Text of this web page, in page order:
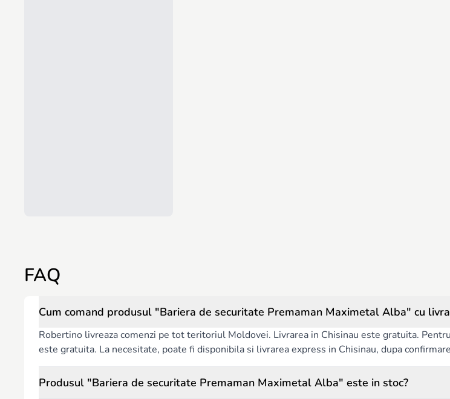
FAQ
Cum comand produsul "Bariera de securitate Premaman Maximetal Alba" cu
Robertino livreaza comenzi pe tot teritoriul Moldovei. Livrarea in Chisinau este gratuita.
este gratuita. La necesitate, poate fi disponibila si livrarea express in Chisinau, dupa
Produsul "Bariera de securitate Premaman Maximetal Alba" este in stoc?